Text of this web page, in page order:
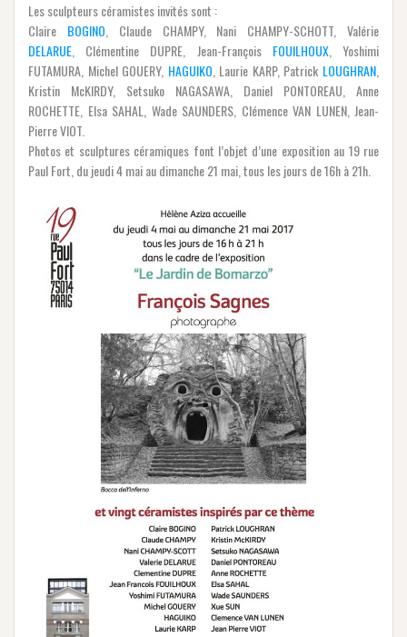
Les sculpteurs céramistes invités sont :
Claire BOGINO, Claude CHAMPY, Nani CHAMPY-SCHOTT, Valérie
DELARUE, Clémentine DUPRE, Jean-François FOUILHOUX, Yoshimi
FUTAMURA, Michel GOUERY, HAGUIKO, Laurie KARP, Patrick LOUGHRAN,
Kristin McKIRDY, Setsuko NAGASAWA, Daniel PONTOREAU, Anne
ROCHETTE, Elsa SAHAL, Wade SAUNDERS, Clémence VAN LUNEN, Jean-
Pierre VIOT.
Photos et sculptures céramiques font l’objet d’une exposition au 19 rue
Paul Fort, du jeudi 4 mai au dimanche 21 mai, tous les jours de 16h à 21h.